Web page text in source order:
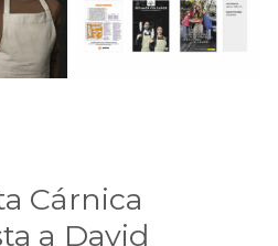
Cárnica
a David